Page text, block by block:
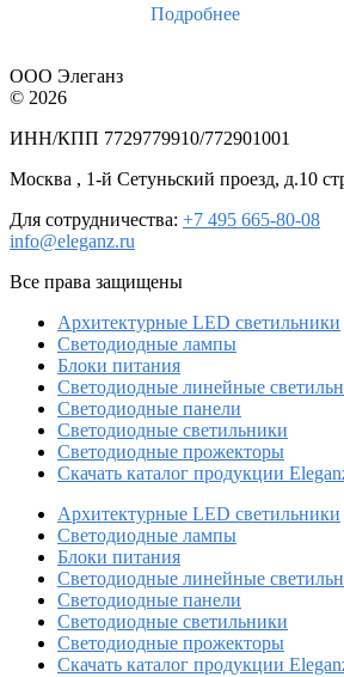
Подробнее
ООО Элеганз
© 2026
ИНН/КПП 7729779910/772901001
Москва , 1-й Сетуньский проезд, д.10
Для сотрудничества: +7 495 665-80-08
info@eleganz.ru
Все права защищены
Архитектурные LED светильники
Светодиодные лампы
Блоки питания
Светодиодные линейные
Светодиодные панели
Светодиодные светильники
Светодиодные прожекторы
Скачать каталог продукции
Архитектурные LED светильники
Светодиодные лампы
Блоки питания
Светодиодные линейные
Светодиодные панели
Светодиодные светильники
Светодиодные прожекторы
Скачать каталог продукции